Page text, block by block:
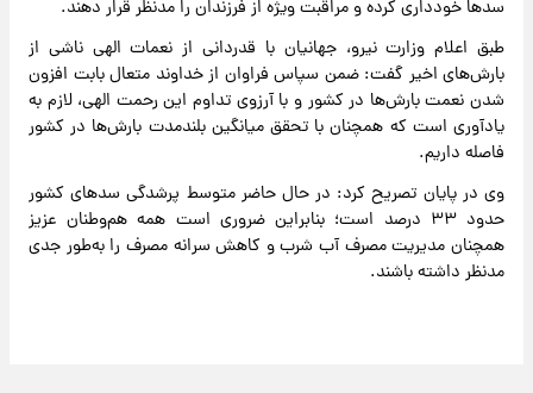
سدها خودداری کرده و مراقبت ویژه از فرزندان را مدنظر قرار دهند.
طبق اعلام وزارت نیرو، جهانیان با قدردانی از نعمات الهی ناشی از
بارش‌های اخیر گفت: ضمن سپاس فراوان از خداوند متعال بابت افزون
شدن نعمت بارش‌ها در کشور و با آرزوی تداوم این رحمت الهی، لازم به
یادآوری است که همچنان با تحقق میانگین بلندمدت بارش‌ها در کشور
فاصله داریم.
وی در پایان تصریح کرد: در حال حاضر متوسط پرشدگی سدهای کشور
حدود ۳۳ درصد است؛ بنابراین ضروری است همه هم‌وطنان عزیز
همچنان مدیریت مصرف آب شرب و کاهش سرانه مصرف را به‌طور جدی
مدنظر داشته باشند.